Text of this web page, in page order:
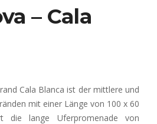
– Cala
Cala Blanca ist der mittlere und
mit einer Länge von 100 x 60
die lange Uferpromenade von